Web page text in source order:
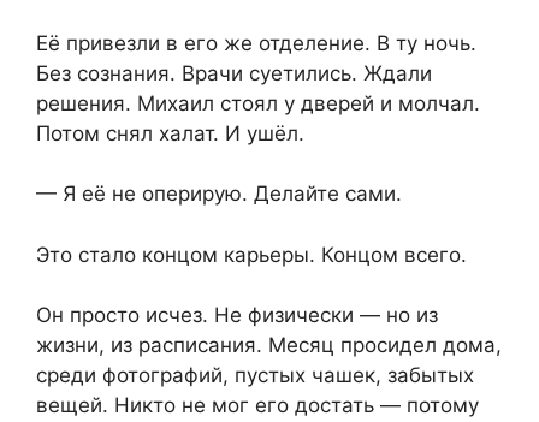
Её привезли в его же отделение. В ту ночь.
Без сознания. Врачи суетились. Ждали
решения. Михаил стоял у дверей и молчал.
Потом снял халат. И ушёл.
— Я её не оперирую. Делайте сами.
Это стало концом карьеры. Концом всего.
Он просто исчез. Не физически — но из
жизни, из расписания. Месяц просидел дома,
среди фотографий, пустых чашек, забытых
вещей. Никто не мог его достать — потому